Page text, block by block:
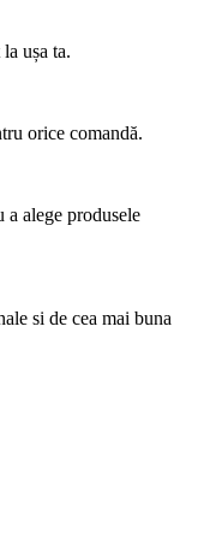
ușa ta.
orice comandă.
alege produsele
si de cea mai buna